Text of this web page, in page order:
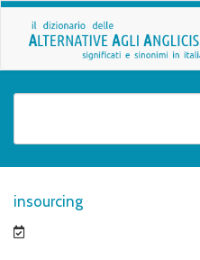
insourcing